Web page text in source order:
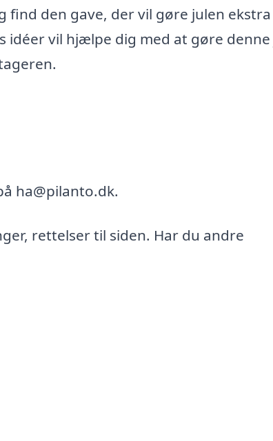
find den gave, der vil gøre julen ekstra
idéer vil hjælpe dig med at gøre denne
ha@pilanto.dk.
rettelser til siden. Har du andre